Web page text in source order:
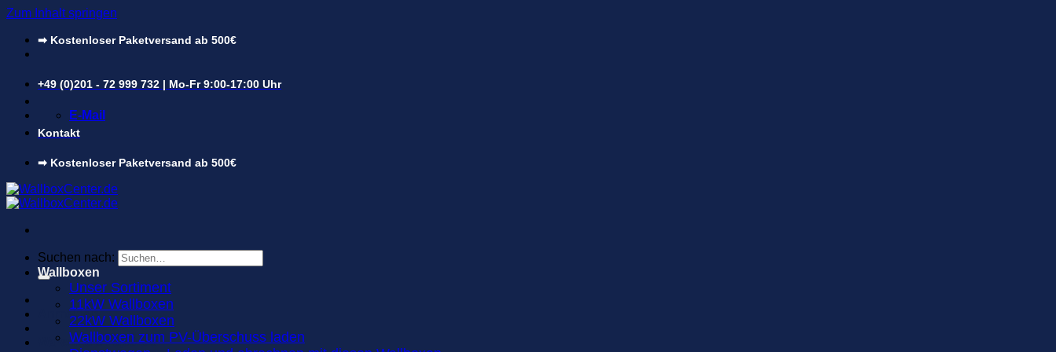
Zum Inhalt springen
➡ Kostenloser Paketversand ab 500€
+49 (0)201 - 72 999 732 | Mo-Fr 9:00-17:00 Uhr
E-Mail
Kontakt
➡ Kostenloser Paketversand ab 500€
Suchen nach:
Anmelden
Warenkorb /0,00€ 0
Wallboxen
Unser Sortiment
11kW Wallboxen
22kW Wallboxen
Wallboxen zum PV-Überschuss laden